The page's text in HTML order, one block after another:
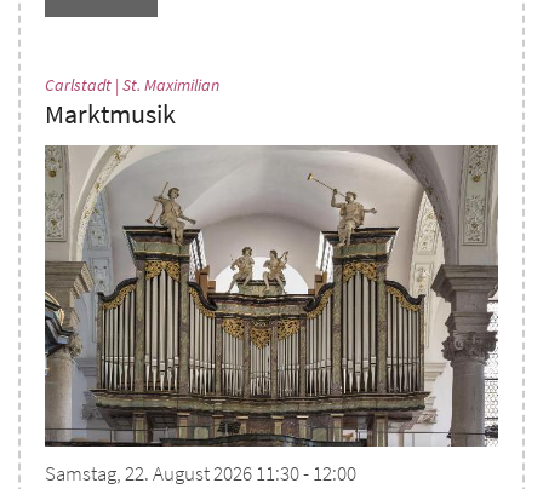
Carlstadt | St. Maximilian:
Marktmusik
Samstag, 22. August 2026 11:30 - 12:00